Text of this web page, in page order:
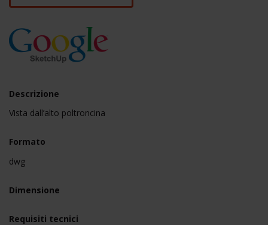
Descrizione
Vista dall’alto poltroncina
Formato
dwg
Dimensione
Requisiti tecnici